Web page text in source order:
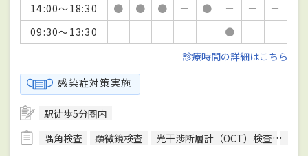
14:00～18:30
● ● ● － ● － －
－
09:30～13:30
－ － － － － ● －
－
診療時間の詳細はこちら
感染症対策実施
駅徒歩5分圏内
隅角検査
顕微鏡検査 光干渉断層計（OCT）検査